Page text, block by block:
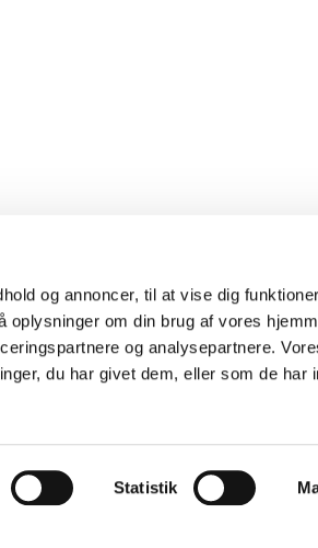
og annoncer, til at vise dig
om din brug af vores
og analysepartnere.
du har givet dem, eller som de har
Statistik
INFORMATION
Katalog